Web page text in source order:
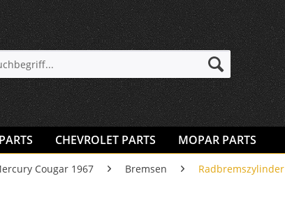
CHEVROLET PARTS MOPAR PARTS
Cougar 1967 Bremsen Radbremszylinder